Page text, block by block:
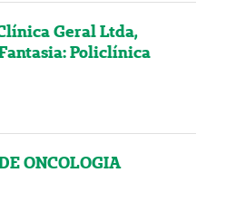
Geral Ltda,
Policlínica
ONCOLOGIA